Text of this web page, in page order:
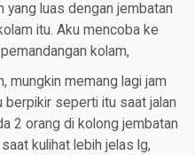
yang luas dengan jembatan
itu. Aku mencoba ke
kolam,
mungkin memang lagi jam
berpikir seperti itu saat jalan
2 orang di kolong jembatan
kulihat lebih jelas lg,